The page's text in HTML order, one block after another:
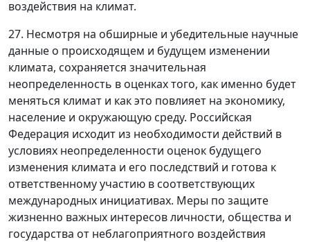
воздействия на климат.
27. Несмотря на обширные и убедительные научные
данные о происходящем и будущем изменении
климата, сохраняется значительная
неопределенность в оценках того, как именно будет
меняться климат и как это повлияет на экономику,
население и окружающую среду. Российская
Федерация исходит из необходимости действий в
условиях неопределенности оценок будущего
изменения климата и его последствий и готова к
ответственному участию в соответствующих
международных инициативах. Меры по защите
жизненно важных интересов личности, общества и
государства от неблагоприятного воздействия